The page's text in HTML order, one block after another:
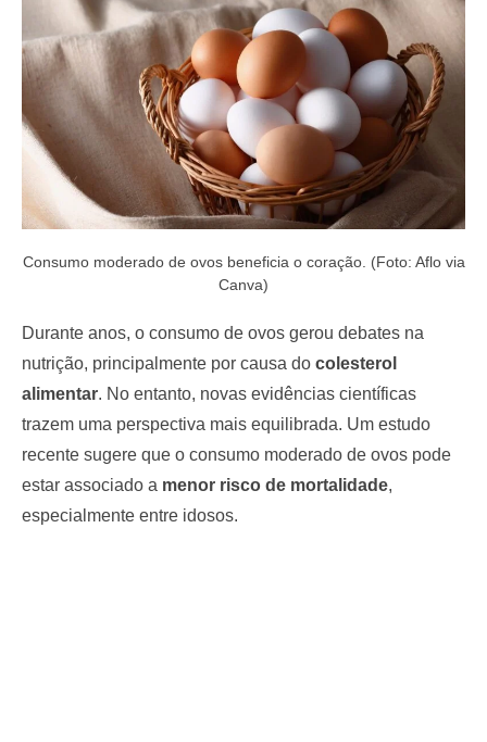
o
n
Consumo moderado de ovos beneficia o coração. (Foto: Aflo via
Canva)
Durante anos, o consumo de ovos gerou debates na
nutrição, principalmente por causa do colesterol
alimentar. No entanto, novas evidências científicas
trazem uma perspectiva mais equilibrada. Um estudo
recente sugere que o consumo moderado de ovos pode
estar associado a menor risco de mortalidade,
especialmente entre idosos.